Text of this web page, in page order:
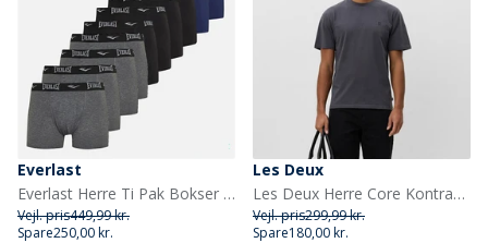
Everlast
Everlast Herre Ti Pak Bokser Sort Multi
Vejl. pris449,99 kr.
Spare250,00 kr.
Les Deux
Les Deux Herre Core Kontrast T-shirt Asphalt
Vejl. pris299,99 kr.
Spare180,00 kr.